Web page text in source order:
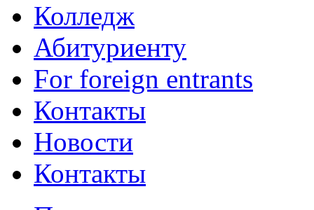
Колледж
Абитуриенту
For foreign entrants
Контакты
Новости
Контакты